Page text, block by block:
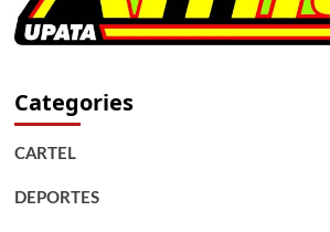
Categories
CARTEL
DEPORTES